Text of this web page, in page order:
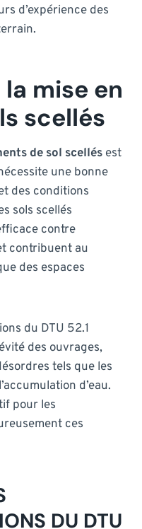
d’expérience des
mise en
scellés
de sol scellés est
une bonne
des conditions
sols scellés
contre
contribuent au
des espaces
du DTU 52.1
des ouvrages,
tels que les
d’eau.
pour les
ces
DU DTU